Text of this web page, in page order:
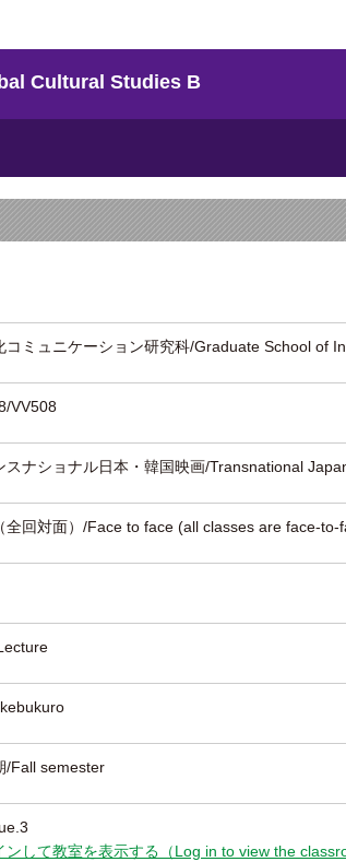
Cultural Studies B
コミュニケーション研究科/Graduate School of
VV508
スナショナル日本・韓国映画/Transnational
全回対面）/Face to face (all classes are face-to-
/Fall semester
ンして教室を表示する（Log in to view the